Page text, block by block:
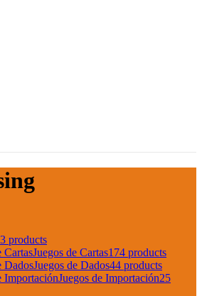
products
Juegos de Cartas174 products
Juegos de Dados44 products
Juegos de Importación25